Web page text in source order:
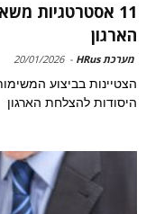
11 אסטרטגיות
הארגון
מערכת HRus -
20/01/2026
הצטיינות בביצוע
היסודות להצלחת הארגון